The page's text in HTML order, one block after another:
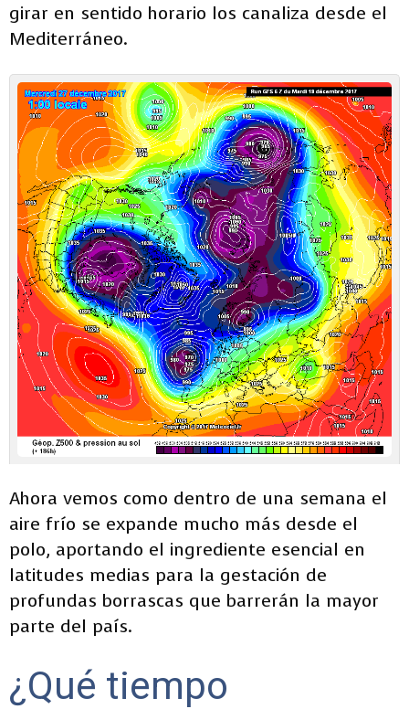
girar en sentido horario los canaliza desde el
Mediterráneo.
Ahora vemos como dentro de una semana el
aire frío se expande mucho más desde el
polo, aportando el ingrediente esencial en
latitudes medias para la gestación de
profundas borrascas que barrerán la mayor
parte del país.
¿Qué tiempo